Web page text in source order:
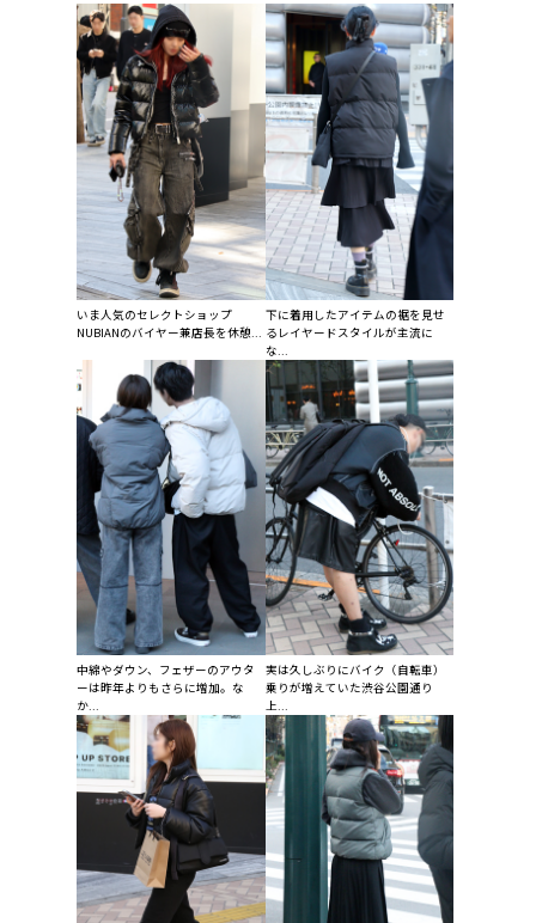
いま人気のセレクトショップ
NUBIANのバイヤー兼店長を休憩...
下に着用したアイテムの裾を見せ
るレイヤードスタイルが主流に
な...
中綿やダウン、フェザーのアウタ
ーは昨年よりもさらに増加。な
か...
実は久しぶりにバイク（自転車）
乗りが増えていた渋谷公園通り
上...